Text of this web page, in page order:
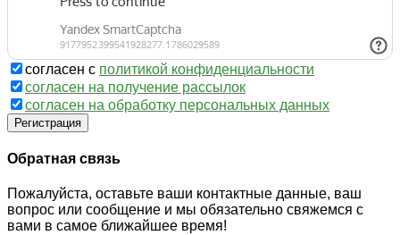
согласен с политикой конфиденциальности
согласен на получение рассылок
согласен на обработку персональных данных
Регистрация
Обратная связь
Пожалуйста, оставьте ваши контактные данные, ваш
вопрос или сообщение и мы обязательно свяжемся с
вами в самое ближайшее время!